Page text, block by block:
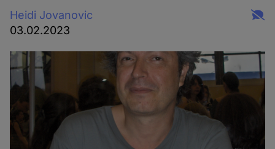
Heidi Jovanovic
03.02.2023